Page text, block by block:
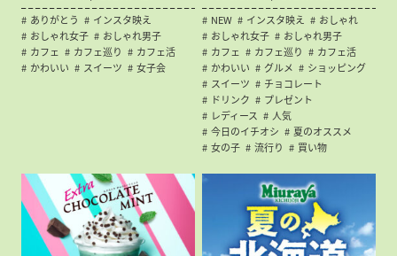
ありがとう
インスタ映え
おしゃれ女子
おしゃれ男子
カフェ
カフェ巡り
カフェ活
かわいい
スイーツ 女子会
NEW インスタ映え
おしゃれ
おしゃれ女子
おしゃれ男子
カフェ
カフェ巡り
カフェ活
かわいい
グルメ
ショッピング
スイーツ
チョコレート
ドリンク
プレゼント
レディース
人気
今日のイチオシ
夏のオススメ
女の子
流行り 買い物